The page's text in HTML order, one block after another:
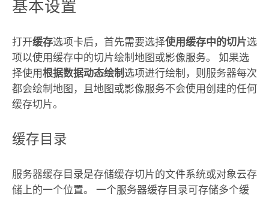
基本设置
打开缓存选项卡后，首先需要选择使用缓存中的切片选
项以使用缓存中的切片绘制地图或影像服务。 如果选
择使用根据数据动态绘制 选项进行绘制，则服务器每次
都会绘制地图，且地图或影像服务不会使用创建的任何
缓存切片。
缓存目录
服务器缓存目录是存储缓存切片的文件系统或对象云存
储上的一个位置。 一个服务器缓存目录可存储多个缓